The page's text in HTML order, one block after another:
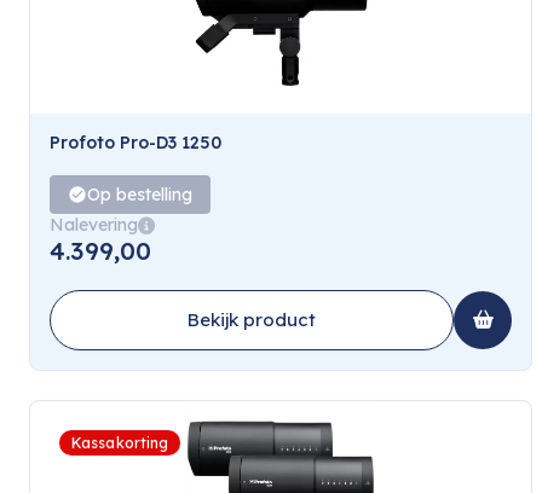
Profoto Pro-D3 1250
Op bestelling
Nalevering
4.399,00
Bekijk product
Kassakorting